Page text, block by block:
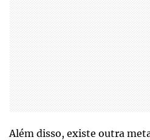
Além disso, existe outra